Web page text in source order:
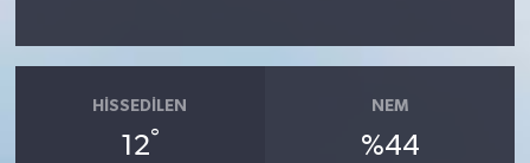
HISSEDILEN
12°
NEM
%44